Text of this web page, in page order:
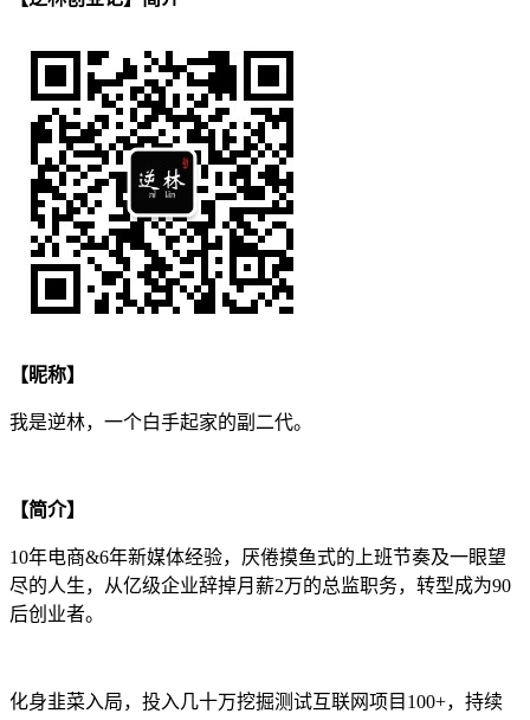
【昵称】
我是逆林，一个白手起家的副二代。
【简介】
10年电商&6年新媒体经验，厌倦摸鱼式的上班节奏及一眼望
尽的人生，从亿级企业辞掉月薪2万的总监职务，转型成为90
后创业者。
化身韭菜入局，投入几十万挖掘测试互联网项目100+，持续